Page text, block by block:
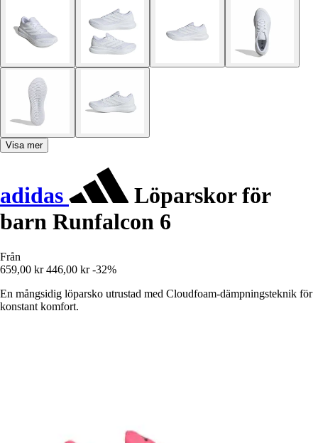
Visa mer
adidas
Löparskor för
barn Runfalcon 6
Från
659,00 kr 446,00 kr -32%
En mångsidig löparsko utrustad med Cloudfoam-dämpningsteknik för
konstant komfort.